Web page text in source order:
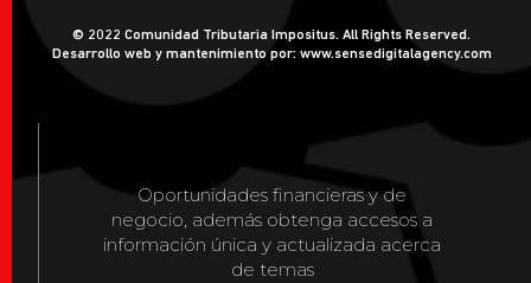
© 2022 Comunidad Tributaria Impositus. All Rights Reserved.
Desarrollo web y mantenimiento por: www.sensedigitalagency.com
Oportunidades financieras y de
negocio, además obtenga accesos a
información única y actualizada acerca
de temas